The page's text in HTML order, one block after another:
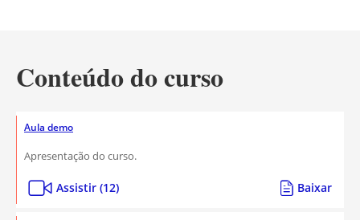
Conteúdo do curso
Aula demo
Apresentação do curso.
Assistir (12) Baixar